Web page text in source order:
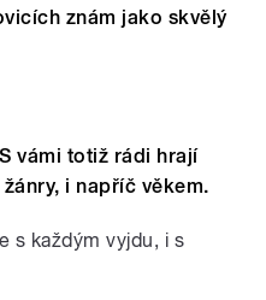
znám jako skvělý
vámi totiž rádi hrají
i napříč věkem.
s každým vyjdu, i s